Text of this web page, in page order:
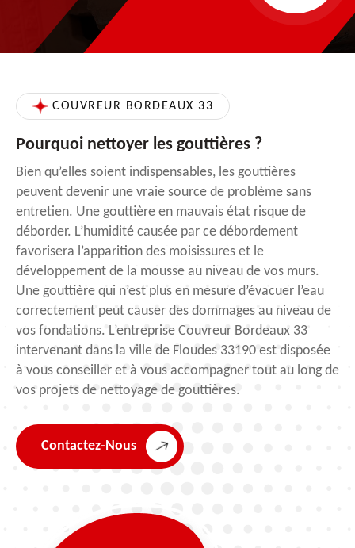
COUVREUR BORDEAUX 33
Pourquoi nettoyer les gouttières ?
Bien qu’elles soient indispensables, les gouttières
peuvent devenir une vraie source de problème sans
entretien. Une gouttière en mauvais état risque de
déborder. L’humidité causée par ce débordement
favorisera l’apparition des moisissures et le
développement de la mousse au niveau de vos murs.
Une gouttière qui n’est plus en mesure d’évacuer l’eau
correctement peut causer des dommages au niveau de
vos fondations. L’entreprise Couvreur Bordeaux 33
intervenant dans la ville de Floudes 33190 est disposée
à vous conseiller et à vous accompagner tout au long de
vos projets de nettoyage de gouttières.
Contactez-Nous